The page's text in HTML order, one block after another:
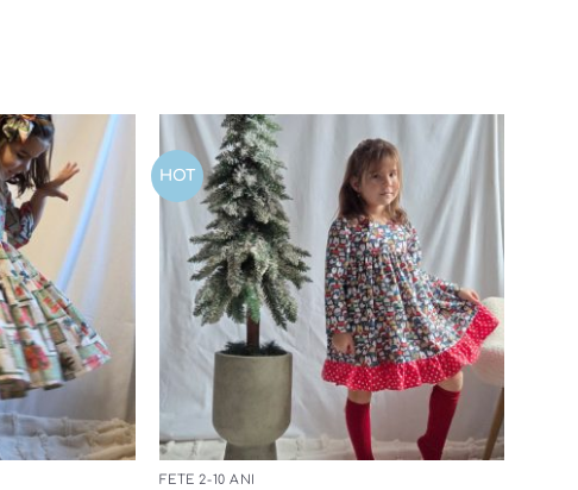
Add to
wishlist
HOT
Add to
wishlist
FETE 2-10 ANI